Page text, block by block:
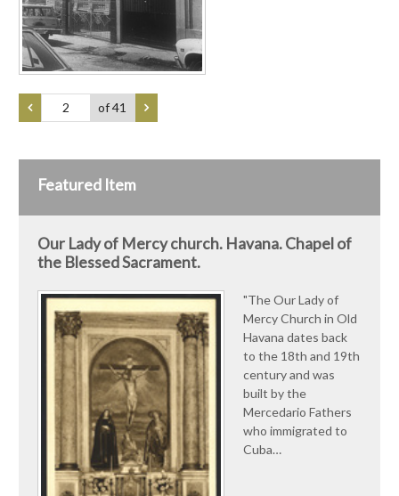
of 41
Featured Item
Our Lady of Mercy church. Havana. Chapel of
the Blessed Sacrament.
"The Our Lady of
Mercy Church in Old
Havana dates back
to the 18th and 19th
century and was
built by the
Mercedario Fathers
who immigrated to
Cuba…